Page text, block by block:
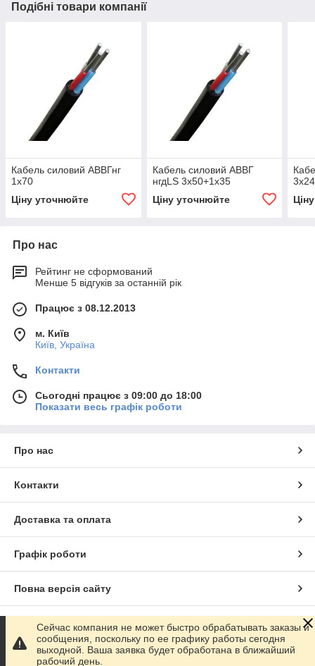
Подібні товари компанії
Кабель силовий АВВГнг
1х70
Ціну уточнюйте
Кабель силовий АВВГ
нгдLS 3х50+1х35
Ціну уточнюйте
Про нас
Рейтинг не сформований
Менше 5 відгуків за останній рік
Працює з 08.12.2013
м. Київ
Київ, Україна
Контакти
Сьогодні працює з 09:00 до 18:00
Показати весь графік роботи
Про нас
Контакти
Доставка та оплата
Графік роботи
Повна версія сайту
Сайт створено на маркетплейсі Prom.ua
Політика конфіденційності
Сейчас компания не может быстро обрабатывать заказы и
сообщения, поскольку по ее графику работы сегодня
выходной. Ваша заявка будет обработана в ближайший
рабочий день.